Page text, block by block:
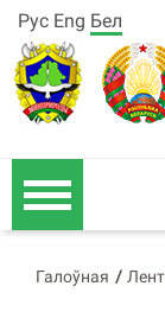
Рус Eng Бел
Галоўная /